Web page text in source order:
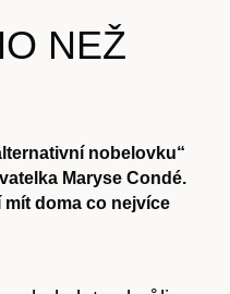
NEŽ
nobelovku“
Maryse Condé.
doma co nejvíce